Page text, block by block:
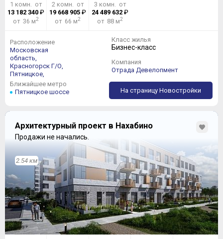
1 комн. от
13 182 340₽
от 36 м2
2 комн. от
19 668 905 ₽
от 66 м2
3 комн. от
24 489 632₽
от 88 м2
Расположение
Московская
область,
Красногорск Г/О,
Пятницкое,
Ближайшее метро
Пятницкое шоссе
Класс жилья
Бизнес-класс
Компания
Отрада Девелопмент
На страницу Новостройки
Архитектурный проект в Нахабино
Продажи не начались.
2.54 км